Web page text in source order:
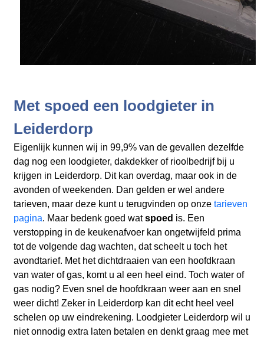
Met spoed een loodgieter in
Leiderdorp
Eigenlijk kunnen wij in 99,9% van de gevallen dezelfde
dag nog een loodgieter, dakdekker of rioolbedrijf bij u
krijgen in Leiderdorp. Dit kan overdag, maar ook in de
avonden of weekenden. Dan gelden er wel andere
tarieven, maar deze kunt u terugvinden op onze tarieven
pagina. Maar bedenk goed watspoed is. Een
verstopping in de keukenafvoer kan ongetwijfeld prima
tot de volgende dag wachten, dat scheelt u toch het
avondtarief. Met het dichtdraaien van een hoofdkraan
van water of gas, komt u al een heel eind. Toch water of
gas nodig? Even snel de hoofdkraan weer aan en snel
weer dicht! Zeker in Leiderdorp kan dit echt heel veel
schelen op uw eindrekening. Loodgieter Leiderdorp wil u
niet onnodig extra laten betalen en denkt graag mee met